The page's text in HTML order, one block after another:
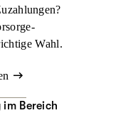
Wahl.
Bereich